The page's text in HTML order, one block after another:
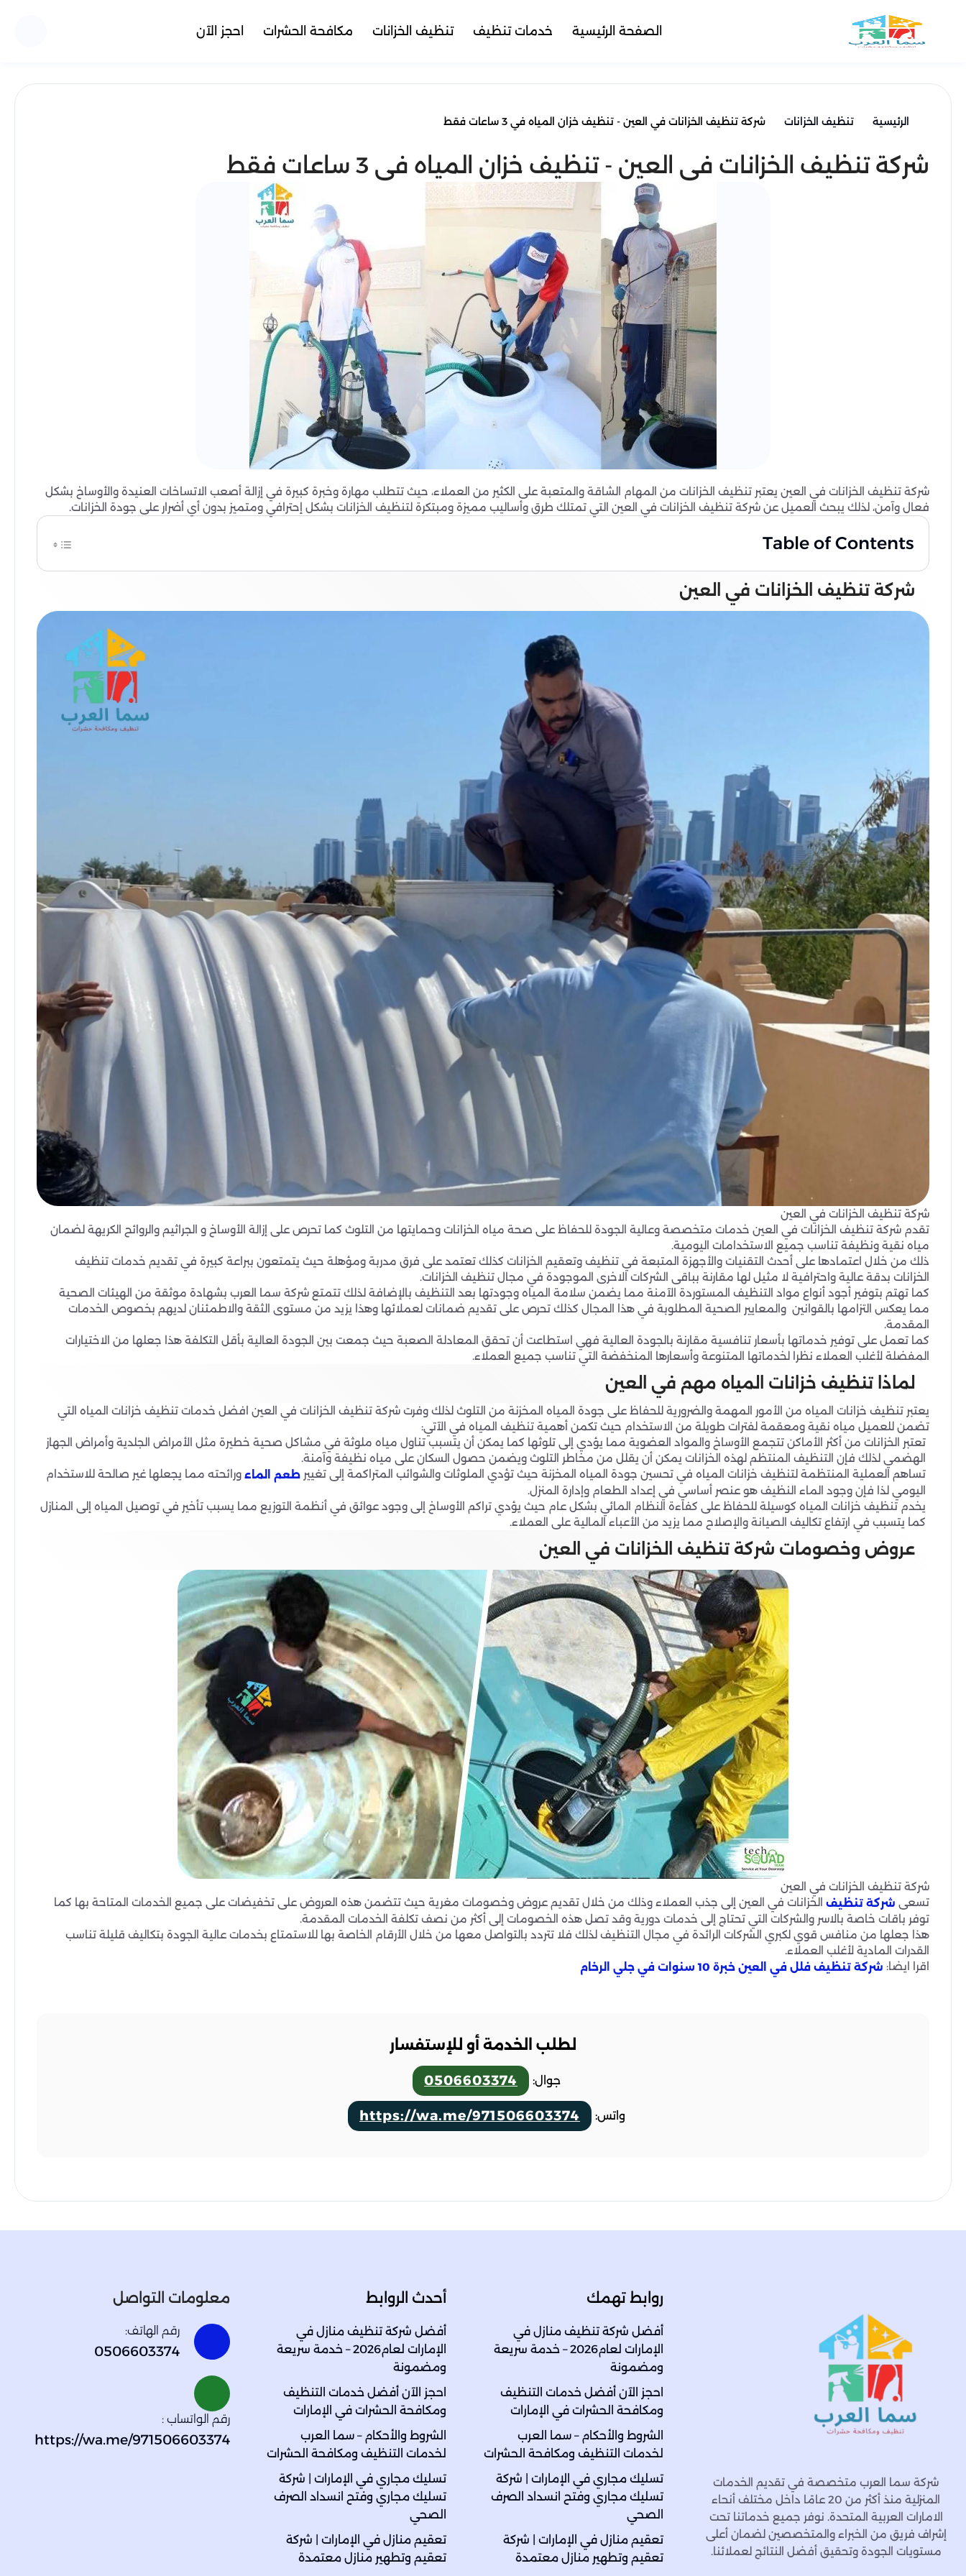
الصفحة الرئيسية خدمات تنظيف تنظيف الخزانات مكافحة الحشرات احجز الآن
الرئيسية تنظيف الخزانات شركة تنظيف الخزانات في العين - تنظيف خزان المياه في 3 ساعات فقط
شركة تنظيف الخزانات في العين - تنظيف خزان المياه في 3 ساعات فقط
شركة تنظيف الخزانات في العين يعتبر تنظيف الخزانات من المهام الشاقة والمتعبة على الكثير من العملاء، حيث تتطلب مهارة وخبرة كبيرة في إزالة أصعب الاتساخات العنيدة والأوساخ بشكل
فعال وآمن، لذلك يبحث العميل عن شركة تنظيف الخزانات في العين التي تمتلك طرق وأساليب مميزة ومبتكرة لتنظيف الخزانات بشكل إحترافي ومتميز بدون أي أضرار على جودة الخزانات.
Table of Contents
شركة تنظيف الخزانات في العين
شركة تنظيف الخزانات في العين
تقدم شركة تنظيف الخزانات في العين خدمات متخصصة وعالية الجودة للحفاظ على صحة مياه الخزانات وحمايتها من التلوث كما تحرص على إزالة الأوساخ و الجراثيم والروائح الكريهة لضمان
مياه نقية ونظيفة تناسب جميع الاستخدامات اليومية.
ذلك من خلال اعتمادها على أحدث التقنيات والأجهزة المتبعة في تنظيف وتعقيم الخزانات كذلك تعتمد على فرق مدربة ومؤهلة حيث يتمتعون ببراعة كبيرة في تقديم خدمات تنظيف
الخزانات بدقة عالية واحترافية لا مثيل لها مقارنة بباقى الشركات الاخرى الموجودة في مجال تنظيف الخزانات.
كما تهتم بتوفير أجود أنواع مواد التنظيف المستوردة الآمنة مما يضمن سلامة المياه وجودتها بعد التنظيف بالإضافة لذلك تتمتع شركة سما العرب بشهادة موثقة من الهيئات الصحية
مما يعكس التزامها بالقوانين والمعايير الصحية المطلوبة في هذا المجال كذلك تحرص على تقديم ضمانات لعملائها وهذا يزيد من مستوى الثقة والاطمئنان لديهم بخصوص الخدمات
المقدمة.
كما تعمل على توفير خدماتها بأسعار تنافسية مقارنة بالجودة العالية فهي استطاعت أن تحقق المعادلة الصعبة حيث جمعت بين الجودة العالية بأقل التكلفة هذا جعلها من الاختيارات
المفضلة لأغلب العملاء نظرا لخدماتها المتنوعة وأسعارها المنخفضة التي تناسب جميع العملاء.
لماذا تنظيف خزانات المياه مهم في العين
يعتبر تنظيف خزانات المياه من الأمور المهمة والضرورية للحفاظ على جودة المياه المخزنة من التلوث لذلك وفرت شركة تنظيف الخزانات في العين افضل خدمات تنظيف خزانات المياه التي
تضمن للعميل مياه نقية ومعقمة لفترات طويلة من الاستخدام حيث تكمن أهمية تنظيف المياه في الآتي:
تعتبر الخزانات من أكثر الأماكن تتجمع الأوساخ والمواد العضوية مما يؤدي إلى تلوثها كما يمكن أن يتسبب تناول مياه ملوثة في مشاكل صحية خطيرة مثل الأمراض الجلدية وأمراض الجهاز
الهضمي لذلك فإن التنظيف المنتظم لهذه الخزانات يمكن أن يقلل من مخاطر التلوث ويضمن حصول السكان على مياه نظيفة وآمنة.
تساهم العملية المنتظمة لتنظيف خزانات المياه في تحسين جودة المياه المخزنة حيث تؤدي الملوثات والشوائب المتراكمة إلى تغيير طعم الماء ورائحته مما يجعلها غير صالحة للاستخدام
اليومي لذا فإن وجود الماء النظيف هو عنصر أساسي في إعداد الطعام وإدارة المنزل.
يخدم تنظيف خزانات المياه كوسيلة للحفاظ على كفاءة النظام المائي بشكل عام حيث يؤدي تراكم الأوساخ إلى وجود عوائق في أنظمة التوزيع مما يسبب تأخير في توصيل المياه إلى المنازل
كما يتسبب في ارتفاع تكاليف الصيانة والإصلاح مما يزيد من الأعباء المالية على العملاء.
عروض وخصومات شركة تنظيف الخزانات في العين
شركة تنظيف الخزانات في العين
تسعى شركة تنظيف الخزانات في العين إلى جذب العملاء وذلك من خلال تقديم عروض وخصومات مغرية حيث تتضمن هذه العروض على تخفيضات على جميع الخدمات المتاحة بها كما
توفر باقات خاصة بالاسر والشركات التي تحتاج إلى خدمات دورية وقد تصل هذه الخصومات إلى أكثر من نصف تكلفة الخدمات المقدمة.
هذا جعلها من منافس قوي لكبري الشركات الرائدة في مجال التنظيف لذلك فلا تتردد بالتواصل معها من خلال الأرقام الخاصة بها للاستمتاع بخدمات عالية الجودة بتكاليف قليلة تناسب
القدرات المادية لأغلب العملاء.
اقرا ايضا: شركة تنظيف فلل في العين خبرة 10 سنوات في جلي الرخام
لطلب الخدمة أو للإستفسار
جوال: 0506603374
واتس: https://wa.me/971506603374
شركة سما العرب متخصصة في تقديم الخدمات
المنزلية منذ أكثر من 20 عامًا داخل مختلف أنحاء
الامارات العربية المتحدة. نوفر جميع خدماتنا تحت
إشراف فريق من الخبراء والمتخصصين لضمان أعلى
مستويات الجودة وتحقيق أفضل النتائج لعملائنا.
روابط تهمك
أفضل شركة تنظيف منازل في
الإمارات لعام2026 – خدمة سريعة
ومضمونة
احجز الآن أفضل خدمات التنظيف
ومكافحة الحشرات في الإمارات
الشروط والأحكام – سما العرب
لخدمات التنظيف ومكافحة الحشرات
تسليك مجاري في الإمارات | شركة
تسليك مجاري وفتح انسداد الصرف
الصحي
تعقيم منازل في الإمارات | شركة
تعقيم وتطهير منازل معتمدة
أحدث الروابط
أفضل شركة تنظيف منازل في
الإمارات لعام2026 – خدمة سريعة
ومضمونة
احجز الآن أفضل خدمات التنظيف
ومكافحة الحشرات في الإمارات
الشروط والأحكام – سما العرب
لخدمات التنظيف ومكافحة الحشرات
تسليك مجاري في الإمارات | شركة
تسليك مجاري وفتح انسداد الصرف
الصحي
تعقيم منازل في الإمارات | شركة
تعقيم وتطهير منازل معتمدة
معلومات التواصل
رقم الهاتف:
0506603374
رقم الواتساب :
https://wa.me/971506603374